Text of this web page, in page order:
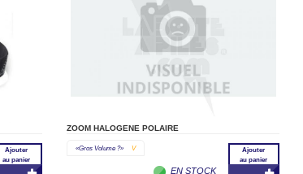
Ajouter
au panier
ZOOM HALOGENE POLAIRE
«gros Volume ?» V
EN STOCK
Ajouter
au panier